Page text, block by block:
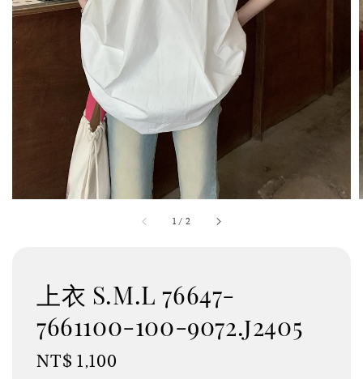
1 / 2
上衣 S.M.L 76647-
7661100-100-9072.j2405
Regular
NT$ 1,100